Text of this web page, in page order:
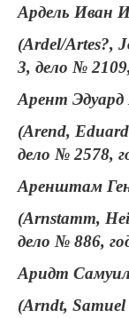
Ардель Иван
(Ardel/Artes?,
3, дело №
Арент
(Arend,
дело № 2578,
Аренштам
(Arnstamm,
дело № 886,
Аридт
(Arndt,